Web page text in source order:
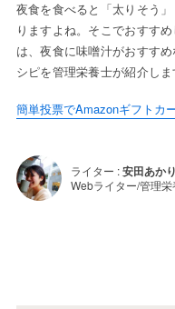
夜食を食べると「太りそう
りますよね。そこでおすす
は、夜食に味噌汁がおすす
シピを管理栄養士が紹介し
簡単投票でAmazonギフトカ
ライター :安田あかり
Webライター/管理栄